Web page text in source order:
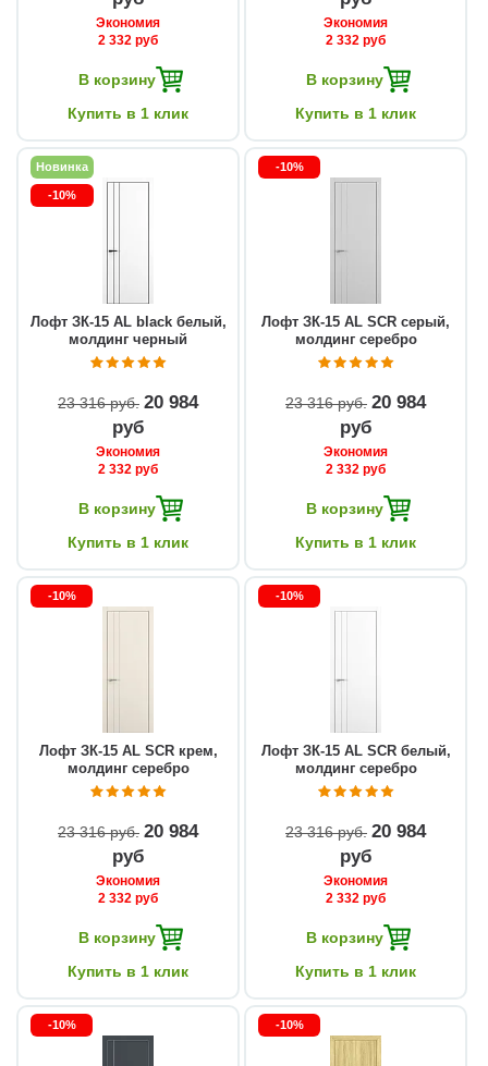
Экономия
2 332 руб
В корзину
Купить в 1 клик
Экономия
2 332 руб
В корзину
Купить в 1 клик
Новинка
-10%
Лофт ЗК-15 AL black белый,
молдинг черный
23 316 руб 20 984
руб
Экономия
2 332 руб
В корзину
Купить в 1 клик
-10%
Лофт ЗК-15 AL SCR серый,
молдинг серебро
23 316 руб 20 984
руб
Экономия
2 332 руб
В корзину
Купить в 1 клик
-10%
Лофт ЗК-15 AL SCR крем,
молдинг серебро
23 316 руб 20 984
руб
Экономия
2 332 руб
В корзину
Купить в 1 клик
-10%
Лофт ЗК-15 AL SCR белый,
молдинг серебро
23 316 руб 20 984
руб
Экономия
2 332 руб
В корзину
Купить в 1 клик
-10% -10%